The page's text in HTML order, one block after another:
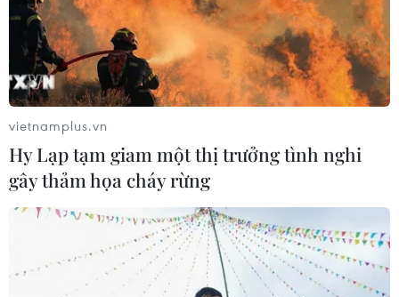
vietnamplus.vn
Hy Lạp tạm giam một thị trưởng tình nghi
gây thảm họa cháy rừng